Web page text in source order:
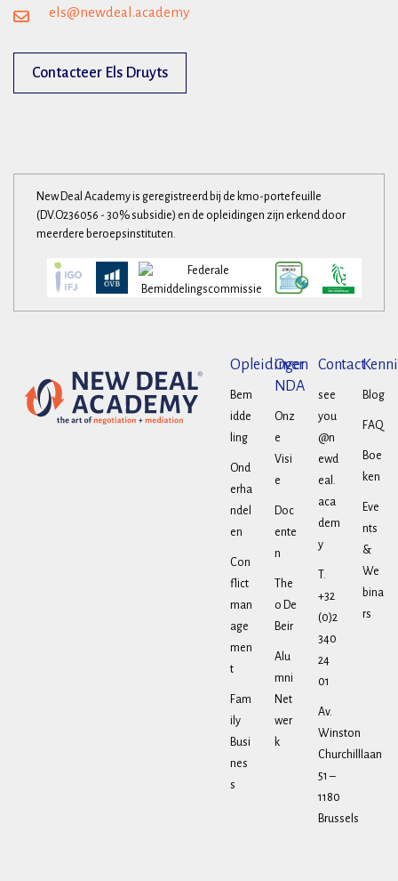
els@newdeal.academy
Contacteer Els Druyts
New Deal Academy is geregistreerd bij de kmo-portefeuille
(DV.O236056 - 30% subsidie) en de opleidingen zijn erkend door
meerdere beroepsinstituten.
Opleidingen
Bem
idde
ling
Ond
erha
ndel
en
Con
flict
man
age
men
t
Fam
ily
Busi
nes
s
Over
NDA
Onz
e
Visi
e
Doc
ente
n
The
o De
Beir
Alu
mni
Net
wer
k
Contact
see
you
@n
ewd
eal.
aca
dem
y
T.
+32
(0)2
340
24
01
Av.
Winston
Churchilllaan
51 –
1180
Brussels
Blog
FAQ
Boe
ken
Eve
nts
&
We
bina
rs